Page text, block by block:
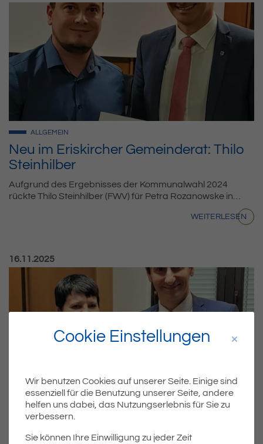
Neu im Eriskircher Gemeinderat: Thilo
Steinhilber
ALLGEMEIN
Aufgrund des Ergebnisses der Kommunalwahl 2024
rückte Thilo Steinhilber (FWV) für Petra Rozanowske in…
WEITERLESEN
Veröffentlicht am:
16.11.2025
Wechsel im Gemeinderat: Petra
ALLGEMEIN
Cookie Einstellungen
Wir benutzen Cookies auf unserer Seite. Einige sind
essenziell für die Benutzung unserer Seite, andere
helfen uns dabei, das Nutzungserlebnis für Sie zu
verbessern.
Sie können Ihre Einwilligung zu jeder Zeit